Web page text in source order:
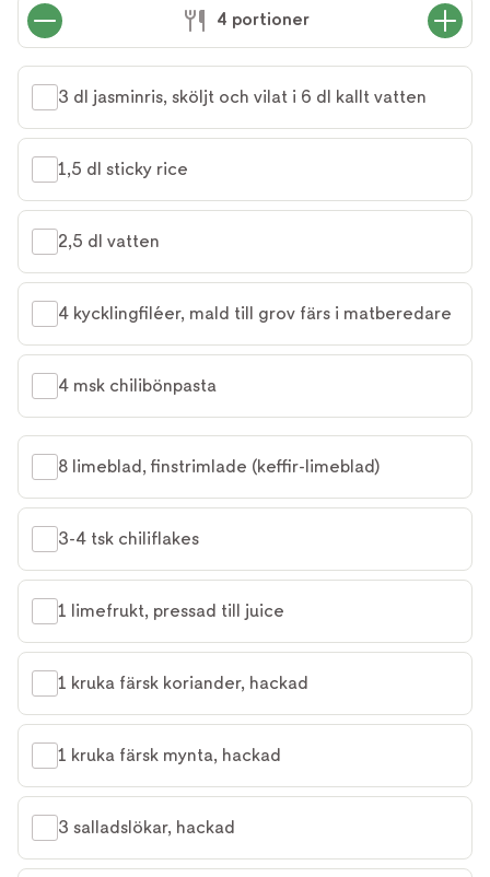
4 portioner
3 dl jasminris, sköljt och vilat i 6 dl kallt vatten
1,5 dl sticky rice
2,5 dl vatten
4 kycklingfiléer, mald till grov färs i matberedare
4 msk chilibönpasta
8 limeblad, finstrimlade (keffir-limeblad)
3-4 tsk chiliflakes
1 limefrukt, pressad till juice
1 kruka färsk koriander, hackad
1 kruka färsk mynta, hackad
3 salladslökar, hackad